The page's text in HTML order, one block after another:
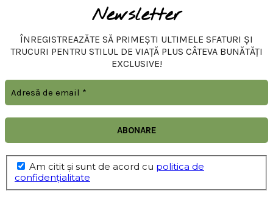
Newsletter
ÎNREGISTREAZĂTE SĂ PRIMEȘTI ULTIMELE SFATURI ȘI
TRUCURI PENTRU STILUL DE VIAȚĂ PLUS CÂTEVA BUNĂTĂȚI
EXCLUSIVE!
Am citit şi sunt de acord cu politica de
confidențialitate